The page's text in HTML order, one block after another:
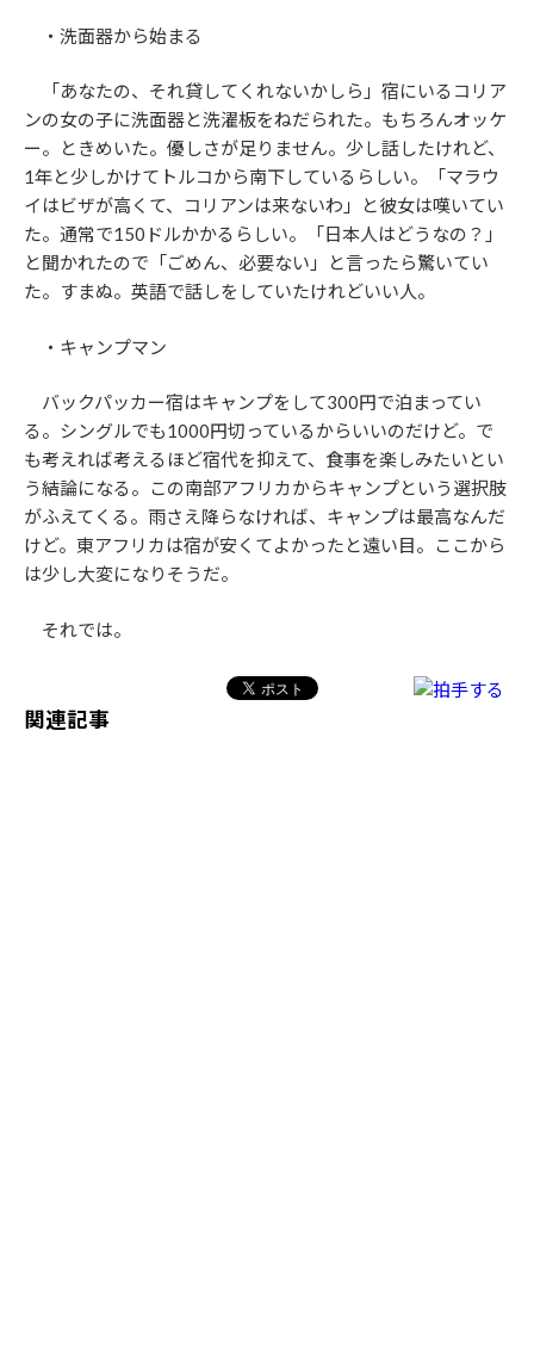
・洗面器から始まる
「あなたの、それ貸してくれないかしら」宿にいるコリア
ンの女の子に洗面器と洗濯板をねだられた。もちろんオッケ
ー。ときめいた。優しさが足りません。少し話したけれど、
1年と少しかけてトルコから南下しているらしい。「マラウ
イはビザが高くて、コリアンは来ないわ」と彼女は嘆いてい
た。通常で150ドルかかるらしい。「日本人はどうなの？」
と聞かれたので「ごめん、必要ない」と言ったら驚いてい
た。すまぬ。英語で話しをしていたけれどいい人。
・キャンプマン
バックパッカー宿はキャンプをして300円で泊まってい
る。シングルでも1000円切っているからいいのだけど。で
も考えれば考えるほど宿代を抑えて、食事を楽しみたいとい
う結論になる。この南部アフリカからキャンプという選択肢
がふえてくる。雨さえ降らなければ、キャンプは最高なんだ
けど。東アフリカは宿が安くてよかったと遠い目。ここから
は少し大変になりそうだ。
それでは。
関連記事